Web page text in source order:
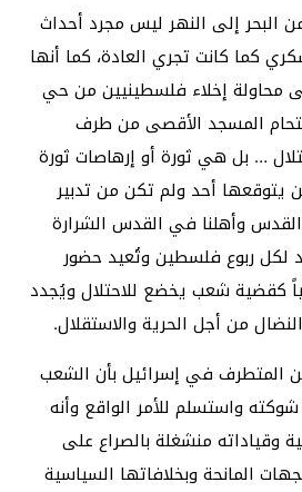
إلى النهر ليس مجرد أحداث
كما كانت تجري العادة، كما أنها
محاولة إخلاء فلسطينيين من حي
المسجد الأقصى من طرف
… بل هي ثورة أو إرهاصات ثورة
يتوقعها أحد ولم تكن من تدبير
وأهلنا في القدس الشرارة
لكل ربوع فلسطين وتُعيد حضور
كقضية شعب يخضع للاحتلال ويُجدد
من أجل الحرية والاستقلال.
المتطرف في إسرائيل بأن الشعب
واستسلم للأمر الواقع وأنه
وقياداته منشغلة بالصراع على
المانحة وبخلافاتها السياسية